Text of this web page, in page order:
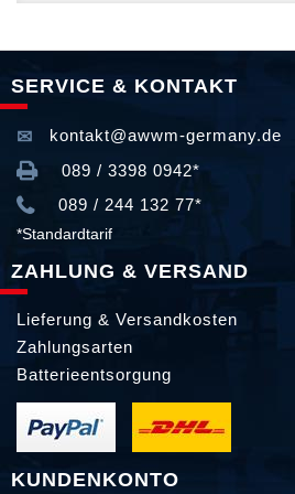
SERVICE & KONTAKT
kontakt@awwm-germany.de
089 / 3398 0942*
089 / 244 132 77*
*Standardtarif
ZAHLUNG & VERSAND
Lieferung & Versandkosten
Zahlungsarten
Batterieentsorgung
KUNDENKONTO